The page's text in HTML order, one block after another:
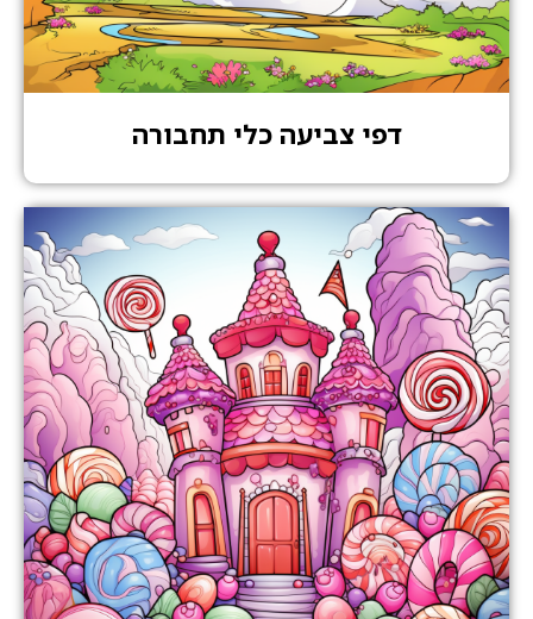
דפי צביעה כלי תחבורה